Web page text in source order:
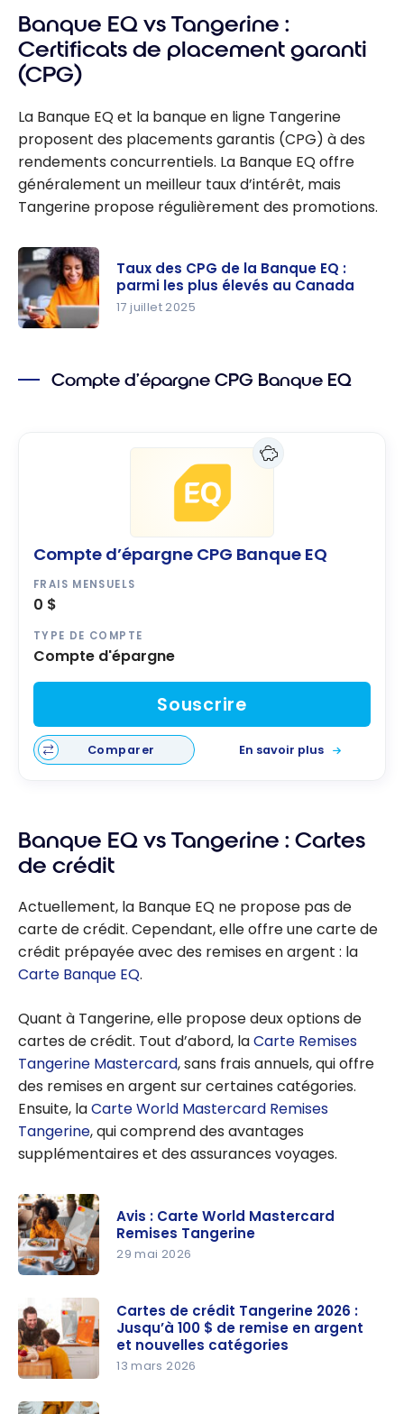
Banque EQ vs Tangerine :
Certificats de placement garanti
(CPG)
La Banque EQ et la banque en ligne Tangerine
proposent des placements garantis (CPG) à des
rendements concurrentiels. La Banque EQ offre
généralement un meilleur taux d’intérêt, mais
Tangerine propose régulièrement des promotions.
Banque
Taux des CPG de la Banque EQ :
parmi les plus élevés au Canada
17 juillet 2025
Compte d’épargne CPG Banque EQ
Compte d’épargne CPG Banque EQ
FRAIS MENSUELS
0 $
TYPE DE COMPTE
Compte d'épargne
Souscrire
Comparer En savoir plus
Banque EQ vs Tangerine : Cartes
de crédit
Actuellement, la Banque EQ ne propose pas de
carte de crédit. Cependant, elle offre une carte de
crédit prépayée avec des remises en argent : la
Carte Banque EQ.
Quant à Tangerine, elle propose deux options de
cartes de crédit. Tout d’abord, laCarte Remises
Tangerine Mastercard, sans frais annuels, qui offre
des remises en argent sur certaines catégories.
Ensuite, laCarte World Mastercard Remises
Tangerine, qui comprend des avantages
supplémentaires et des assurances voyages.
World
Mastercar
d Remises
Tangerine
Avis : Carte World Mastercard
Remises Tangerine
29 mai 2026
Cartes de crédit Tangerine 2026 :
Jusqu’à 100 $ de remise en argent
et nouvelles catégories
13 mars 2026